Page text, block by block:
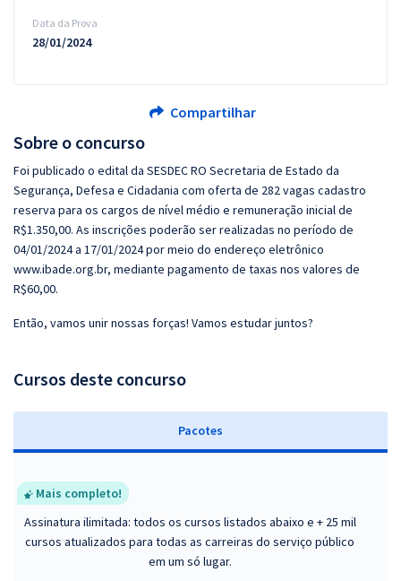
Sobre o concurso
Foi publicado o edital da SESDEC RO Secretaria de Estado da
Segurança, Defesa e Cidadania com oferta de 282 vagas cadastro
reserva para os cargos de nível médio e remuneração inicial de
R$1.350,00. As inscrições poderão ser realizadas no período de
04/01/2024 a 17/01/2024 por meio do endereço eletrônico
www.ibade.org.br, mediante pagamento de taxas nos valores de
R$60,00.
Então, vamos unir nossas forças! Vamos estudar juntos?
Cursos deste concurso
Pacotes
Mais completo!
Assinatura ilimitada: todos os cursos listados abaixo e + 25 mil
cursos atualizados para todas as carreiras do serviço público
em um só lugar.
Data da Prova
28/01/2024
Compartilhar